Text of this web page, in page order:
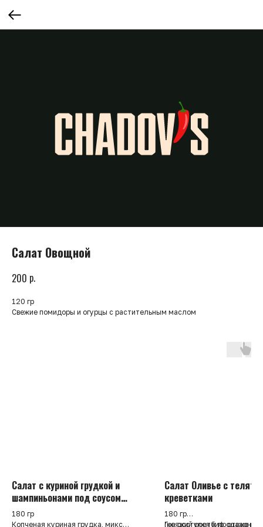
Салат Овощной
200 р.
120 гр
Свежие помидоры и огурцы с растительным маслом
Салат с куриной грудкой и
шампиньонами под соусом
чимичури
180 гр
Копченая куриная грудка, микс
Салат Оливье с
креветками
180 гр
(не доступен к продаже в
Говяжий ростбиф, отварные